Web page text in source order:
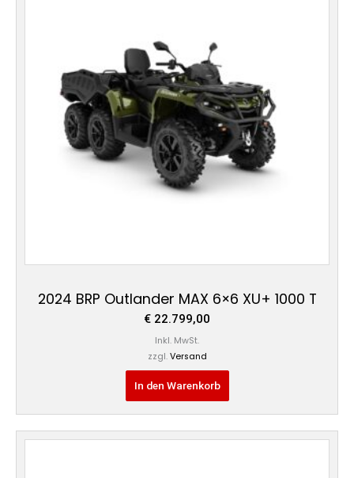
2024 BRP Outlander MAX 6×6 XU+ 1000 T
€ 22.799,00
Inkl. MwSt.
zzgl. Versand
In den Warenkorb